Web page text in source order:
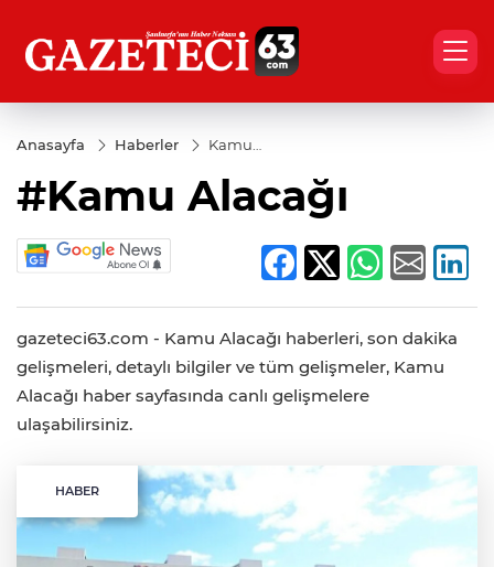
Anasayfa Haberler
Kamu
#Kamu Alacağı
gazeteci63.com - Kamu Alacağı haberleri, son dakika
gelişmeleri, detaylı bilgiler ve tüm gelişmeler, Kamu
Alacağı haber sayfasında canlı gelişmelere
ulaşabilirsiniz.
HABER